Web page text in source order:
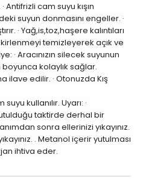
Antifrizli cam suyu kışın
suyun donmasını engeller. ·
· Yağ,is,toz,haşere kalıntıları
temizleyerek açık ve
· Aracınızın silecek suyunun
kolaylık sağlar.
ilave edilir. · Otonuzda Kış
kullanılır. Uyarı: ·
taktirde derhal bir
sonra ellerinizi yıkayınız.
. Metanol içerir yutulması
ihtiva eder.